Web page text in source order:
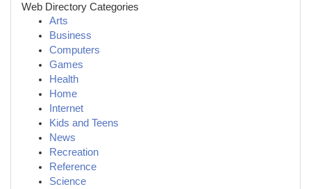
Web Directory Categories
Arts
Business
Computers
Games
Health
Home
Internet
Kids and Teens
News
Recreation
Reference
Science